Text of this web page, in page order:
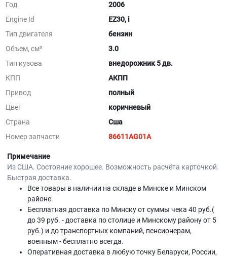
Год
2006
Engine Id
EZ30, i
Тип двигателя
бензин
Объем, см³
3.0
Тип кузова
внедорожник 5 дв.
КПП
АКПП
Привод
полный
Цвет
коричневый
Страна
Сша
Номер запчасти
86611AG01A
Примечание
Из США. Состояние хорошее. Возможность расчёта карточкой.
Быстрая доставка.
Все товары в наличии на складе в Минскe и Минском
районе.
Бесплатная доставка по Минску от суммы чека 40 руб.(
до 39 руб. - доставка по столице и Минскому району от 5
руб.) и до транспортных компаний, пенсионерам,
военным - бесплатно всегда.
Оперативная доставка в любую точку Беларуси, России,